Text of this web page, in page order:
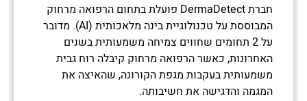
חברת DermaDetect פועלת בתחום הרפואה מרחוק
המבוססת על טכנולוגיית בינה מלאכותית (AI). מדובר
על 2 תחומים שחווים צמיחה משמעותית בשנים
האחרונות, כאשר הרפואה מרחוק קיבלה רוח גבית
משמעותית בעקבות מגפת הקורונה, שהאיצה את
המגמה והדגישה את חשיבותה.